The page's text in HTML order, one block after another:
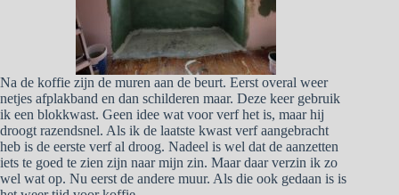
Na de koffie zijn de muren aan de beurt. Eerst overal weer
netjes afplakband en dan schilderen maar. Deze keer gebruik
ik een blokkwast. Geen idee wat voor verf het is, maar hij
droogt razendsnel. Als ik de laatste kwast verf aangebracht
heb is de eerste verf al droog. Nadeel is wel dat de aanzetten
iets te goed te zien zijn naar mijn zin. Maar daar verzin ik zo
wel wat op. Nu eerst de andere muur. Als die ook gedaan is is